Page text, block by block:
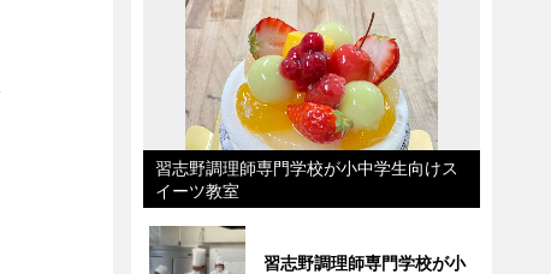
習志野調理師専門学校が小中学生向けス
イーツ教室
習志野調理師専門学校が小